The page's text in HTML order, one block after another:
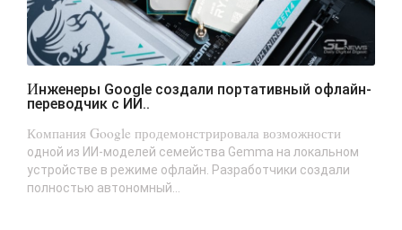
Инженеры Google создали портативный офлайн-
переводчик с ИИ..
Компания Google продемонстрировала возможности
одной из ИИ-моделей семейства Gemma на локальном
устройстве в режиме офлайн. Разработчики создали
полностью автономный...